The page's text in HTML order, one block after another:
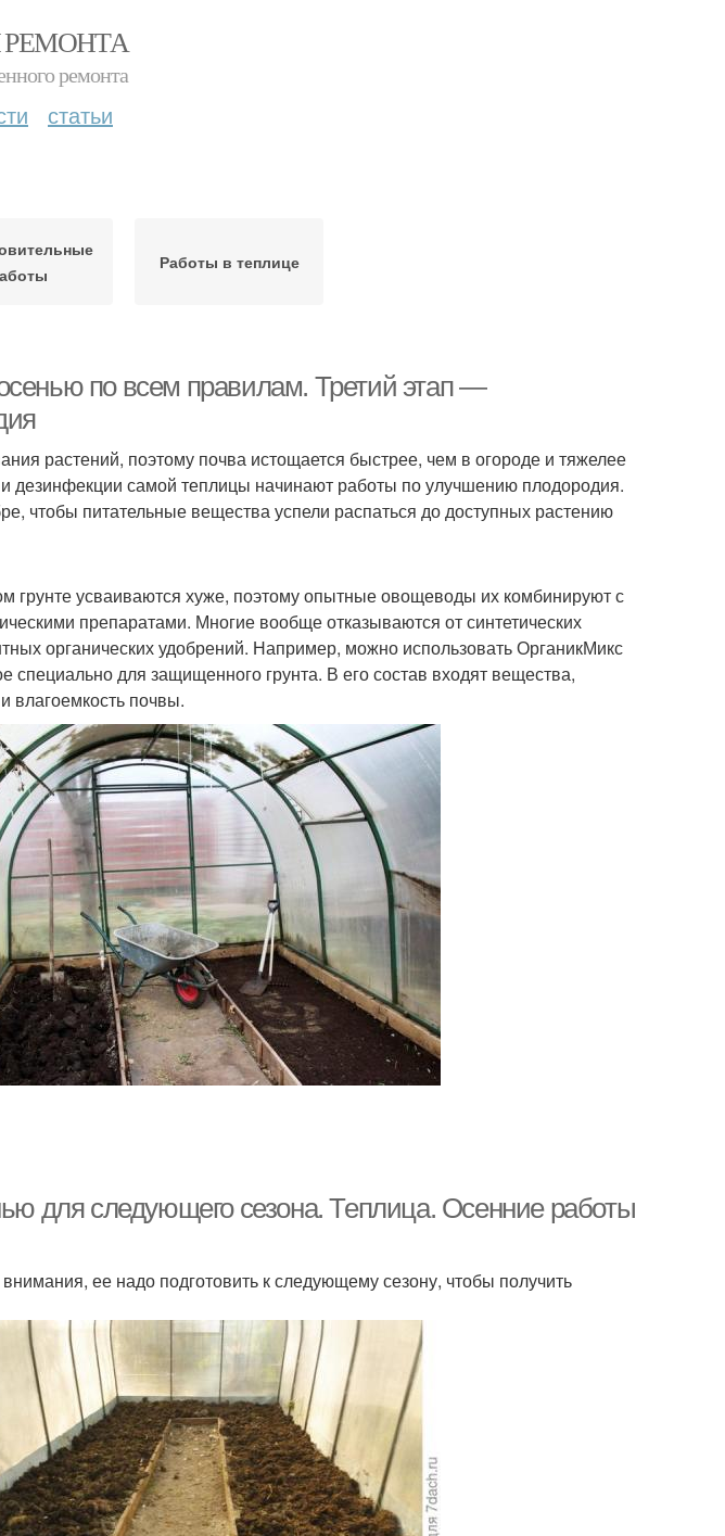
ремонта
статьи
Работы в теплице
по всем правилам. Третий этап —
растений, поэтому почва истощается быстрее, чем в огороде и тяжелее
дезинфекции самой теплицы начинают работы по улучшению плодородия.
чтобы питательные вещества успели распаться до доступных растению
грунте усваиваются хуже, поэтому опытные овощеводы их комбинируют с
препаратами. Многие вообще отказываются от синтетических
органических удобрений. Например, можно использовать ОрганикМикс
специально для защищенного грунта. В его состав входят вещества,
влагоемкость почвы.
для следующего сезона. Теплица. Осенние работы
ее надо подготовить к следующему сезону, чтобы получить